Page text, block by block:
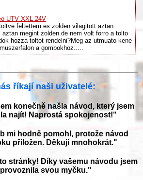
UTV XXL 24V
feltettem es zolden vilagitott aztan
megint zolden de nem volt forro a tolto
hozza toltot rendelni?Meg az utmuato kene
a gombokhoz.....
říkají naši uživatelé:
konečně našla návod, který jsem
najít! Naprostá spokojenost!"
mi hodně pomohl, protože návod
přiložen. Děkuji mnohokrát."
stránky! Díky vašemu návodu jsem
svou myčku."